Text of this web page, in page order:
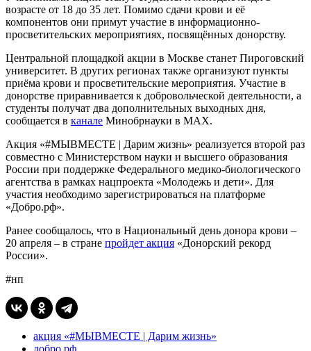
возрасте от 18 до 35 лет. Помимо сдачи крови и её
компонентов они примут участие в информационно-
просветительских мероприятиях, посвящённых донорству.
Центральной площадкой акции в Москве станет Пироговский
университет. В других регионах также организуют пункты
приёма крови и просветительские мероприятия. Участие в
донорстве приравнивается к добровольческой деятельности, а
студенты получат два дополнительных выходных дня,
сообщается в канале Минобрнауки в МАХ.
Акция «#МЫВМЕСТЕ | Дарим жизнь» реализуется второй раз
совместно с Министерством науки и высшего образования
России при поддержке Федерального медико-биологического
агентства в рамках нацпроекта «Молодежь и дети». Для
участия необходимо зарегистрироваться на платформе
«Добро.рф».
Ранее сообщалось, что в Национальный день донора крови –
20 апреля – в стране пройдет акция «Донорский рекорд
России».
#нп
акция «#МЫВМЕСТЕ | Дарим жизнь»
добро.рф